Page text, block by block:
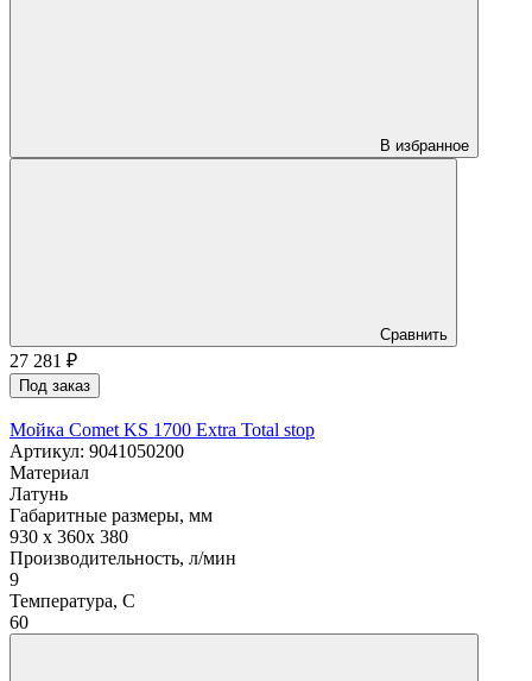
В избранное
Сравнить
27 281 ₽
Под заказ
Мойка Comet KS 1700 Extra Total stop
Артикул: 9041050200
Материал
Латунь
Габаритные размеры, мм
930 x 360x 380
Производительность, л/мин
9
Температура, C
60